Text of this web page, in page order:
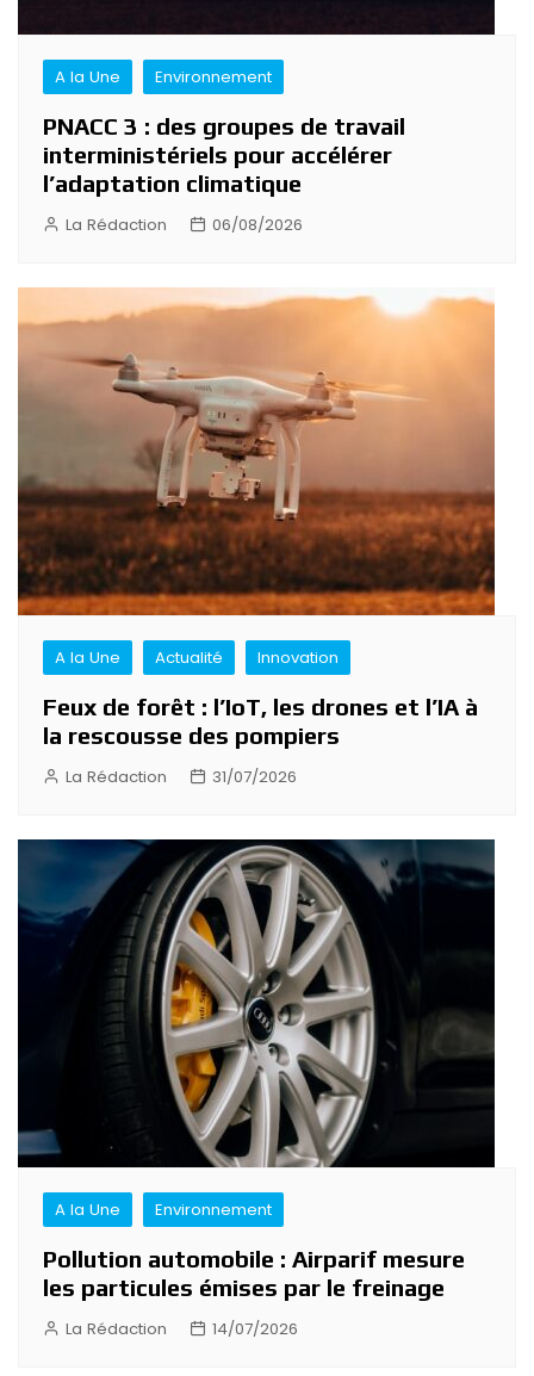
A la Une Environnement
PNACC 3 : des groupes de travail
interministériels pour accélérer
l’adaptation climatique
La Rédaction 06/08/2026
A la Une Actualité Innovation
Feux de forêt : l’IoT, les drones et l’IA à
la rescousse des pompiers
La Rédaction 31/07/2026
A la Une Environnement
Pollution automobile : Airparif mesure
les particules émises par le freinage
La Rédaction 14/07/2026